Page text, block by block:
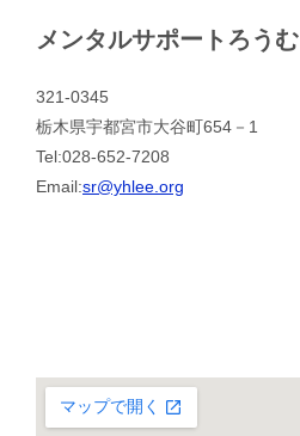
メンタルサポートろうむ
321-0345
栃木県宇都宮市大谷町654－1
Tel:028-652-7208
Email:sr@yhlee.org